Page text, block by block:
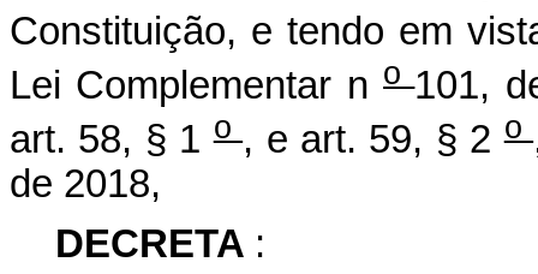
Constituição, e tendo em
Lei Complementar no 101,
art. 58, § 1o , e art. 59, § 2o
de 2018,
DECRETA :